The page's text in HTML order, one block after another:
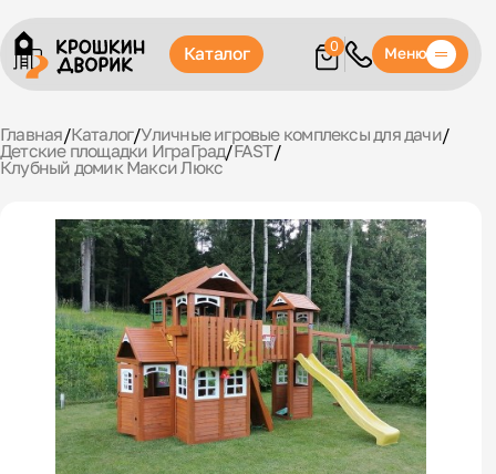
Каталог 0 Меню
Главная/Каталог/Уличные игровые комплексы для дачи/
Детские площадки ИграГрад/FAST/
Клубный домик Макси Люкс